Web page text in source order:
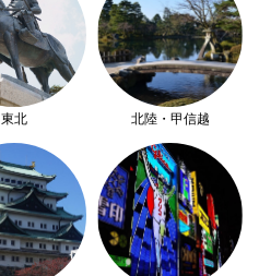
東北 北陸・甲信越